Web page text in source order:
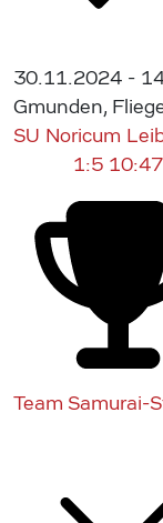
30.11.2024 -
Gmunden,
SU Noricum
1:5 10:47
Team Samurai-